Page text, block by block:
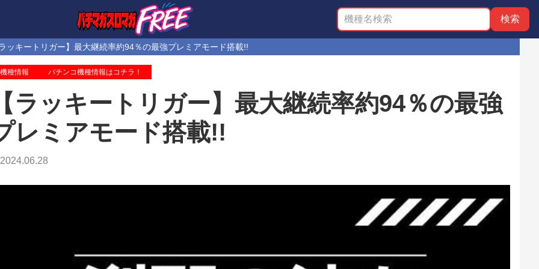
ッキートリガー】最大継続率約94％の最強プレミアモード搭載!!
機種情報 パチンコ機種情報はコチラ！
ラッキートリガー】最大継続率約94％の最強
レミアモード搭載!!
2024.06.28